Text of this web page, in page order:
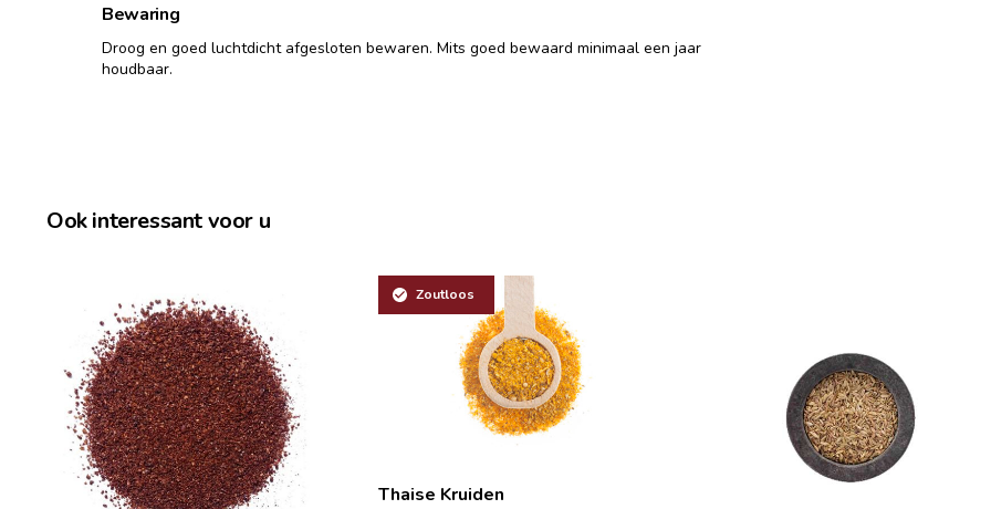
Bewaring
Droog en goed luchtdicht afgesloten bewaren. Mits goed bewaard minimaal een jaar
houdbaar.
Ook interessant voor u
Zoutloos
Thaise Kruiden